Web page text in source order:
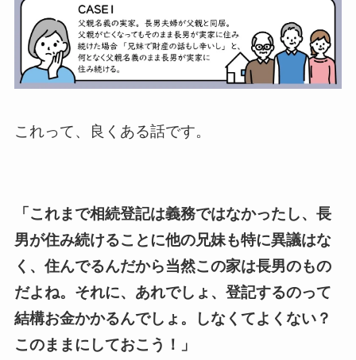
これって、良くある話です。
「これまで相続登記は義務ではなかったし、長
男が住み続けることに他の兄妹も特に異議はな
く、住んでるんだから当然この家は長男のもの
だよね。それに、あれでしょ、登記するのって
結構お金かかるんでしょ。しなくてよくない？
このままにしておこう！」